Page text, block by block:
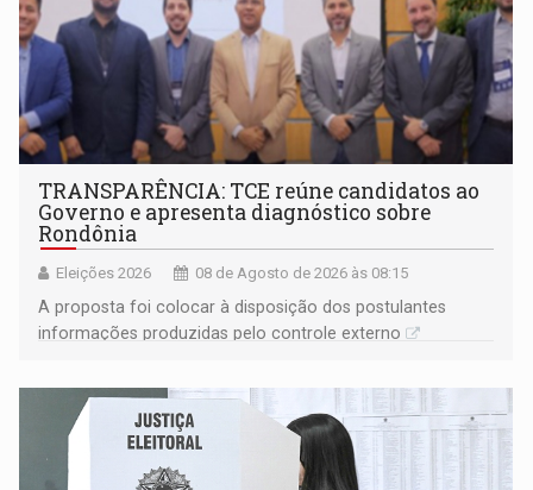
TRANSPARÊNCIA: TCE reúne candidatos ao
Governo e apresenta diagnóstico sobre
Rondônia
Eleições 2026 08 de Agosto de 2026 às 08:15
A proposta foi colocar à disposição dos postulantes
informações produzidas pelo controle externo